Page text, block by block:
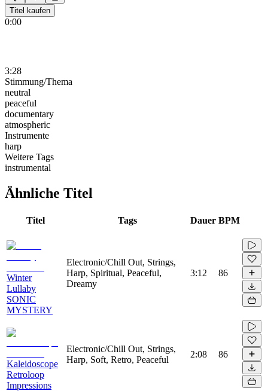
Titel kaufen
0:00
3:28
Stimmung/Thema
neutral
peaceful
documentary
atmospheric
Instrumente
harp
Weitere Tags
instrumental
Ähnliche Titel
Titel Tags Dauer BPM
Winter
Lullaby
SONIC
MYSTERY
Electronic/Chill Out, Strings,
Harp, Spiritual, Peaceful,
Dreamy
3:12 86
Kaleidoscope
Retroloop
Impressions
Electronic/Chill Out, Strings,
Harp, Soft, Retro, Peaceful
2:08 86